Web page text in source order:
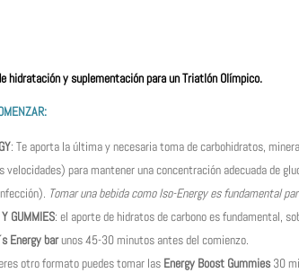
hidratación y suplementación para un Triatlón Olímpico.
: Te aporta la última y necesaria toma de carbohidratos,
velocidades) para mantener una concentración adecuada de
Tomar una bebida como Iso-Energy es fundamental
GUMMIES: el aporte de hidratos de carbono es fundamental,
Energy barunos 45-30 minutos antes del comienzo.
otro formato puedes tomar las Energy Boost Gummies 30